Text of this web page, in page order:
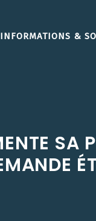
INFORMATIONS &
SA